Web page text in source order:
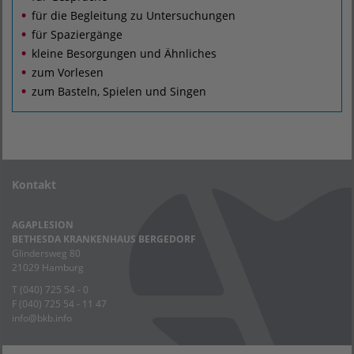
für die Begleitung zu Untersuchungen
für Spaziergänge
kleine Besorgungen und Ähnliches
zum Vorlesen
zum Basteln, Spielen und Singen
Kontakt
AGAPLESION
BETHESDA KRANKENHAUS BERGEDORF
Glindersweg 80
21029 Hamburg
T (040) 725 54 - 0
F (040) 725 54 - 11 47
info@bkb.info